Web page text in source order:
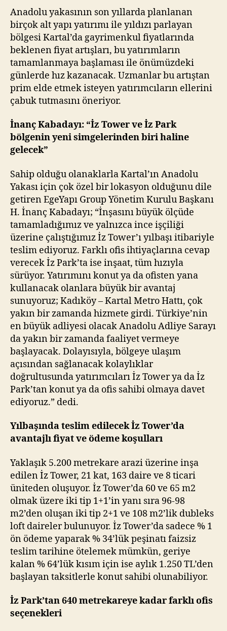
Anadolu yakasının son yıllarda planlanan
birçok alt yapı yatırımı ile yıldızı parlayan
bölgesi Kartal’da gayrimenkul fiyatlarında
beklenen fiyat artışları, bu yatırımların
tamamlanmaya başlaması ile önümüzdeki
günlerde hız kazanacak. Uzmanlar bu artıştan
prim elde etmek isteyen yatırımcıların ellerini
çabuk tutmasını öneriyor.
İnanç Kabadayı: “İz Tower ve İz Park
bölgenin yeni simgelerinden biri haline
gelecek”
Sahip olduğu olanaklarla Kartal’ın Anadolu
Yakası için çok özel bir lokasyon olduğunu dile
getiren EgeYapı Group Yönetim Kurulu Başkanı
H. İnanç Kabadayı; “İnşasını büyük ölçüde
tamamladığımız ve yalnızca ince işçiliği
üzerine çalıştığımız İz Tower’ı yılbaşı itibariyle
teslim ediyoruz. Farklı ofis ihtiyaçlarına cevap
verecek İz Park’ta ise inşaat, tüm hızıyla
sürüyor. Yatırımını konut ya da ofisten yana
kullanacak olanlara büyük bir avantaj
sunuyoruz; Kadıköy – Kartal Metro Hattı, çok
yakın bir zamanda hizmete girdi. Türkiye’nin
en büyük adliyesi olacak Anadolu Adliye Sarayı
da yakın bir zamanda faaliyet vermeye
başlayacak. Dolayısıyla, bölgeye ulaşım
açısından sağlanacak kolaylıklar
doğrultusunda yatırımcıları İz Tower ya da İz
Park’tan konut ya da ofis sahibi olmaya davet
ediyoruz.” dedi.
Yılbaşında teslim edilecek İz Tower’da
avantajlı fiyat ve ödeme koşulları
Yaklaşık 5.200 metrekare arazi üzerine inşa
edilen İz Tower, 21 kat, 163 daire ve 8 ticari
üniteden oluşuyor. İz Tower’da 60 ve 65 m2
olmak üzere iki tip 1+1’in yanı sıra 96-98
m2’den oluşan iki tip 2+1 ve 108 m2’lik dubleks
loft daireler bulunuyor. İz Tower’da sadece % 1
ön ödeme yaparak % 34’lük peşinatı faizsiz
teslim tarihine ötelemek mümkün, geriye
kalan % 64’lük kısım için ise aylık 1.250 TL’den
başlayan taksitlerle konut sahibi olunabiliyor.
İz Park’tan 640 metrekareye kadar farklı ofis
seçenekleri